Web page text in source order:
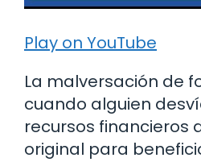
Play on YouTube
La malversación de
cuando alguien
recursos financieros
original para